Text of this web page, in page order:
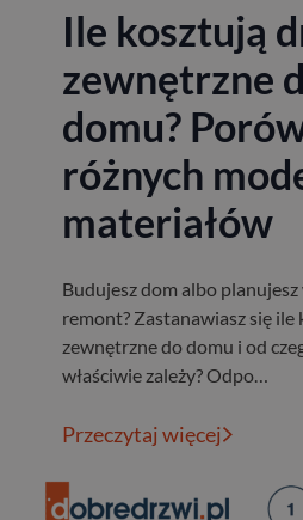
Ile kosztują
zewnętrzne
domu?
różnych
materiałów
Budujesz dom albo
remont? Zastanawiasz się ile
zewnętrzne do domu i od
właściwie zależy? Odpo…
Przeczytaj więcej